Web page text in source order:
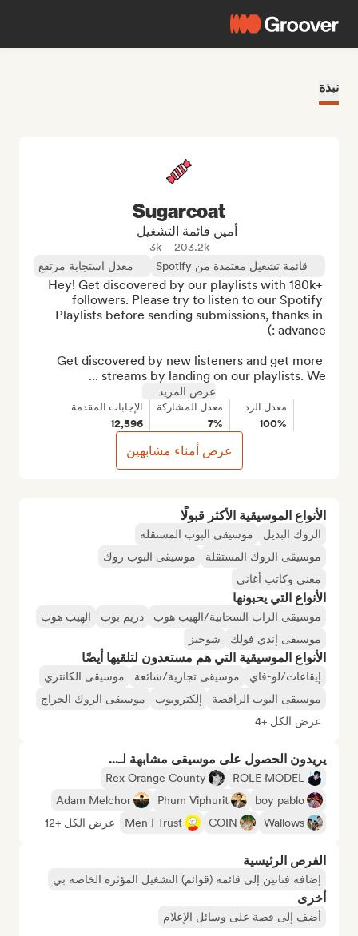
نبذة
الأنواع الموسيقية الأكثر قبولًا
الروك البديل
موسيقى البوب المستقلة
موسيقى الروك المستقلة
موسيقى البوب روك
مغني وكاتب أغاني
الأنواع التي يحبونها
موسيقى الراب السحابية/الهيب هوب دريم بوب
الهيب هوب
موسيقى إندي فولك
شوجيز
الأنواع الموسيقية التي هم مستعدون لتلقيها أيضًا
إيقاعات/لو-فاي موسيقى تجارية/شائعة
موسيقى الكانتري
موسيقى البوب الراقصة
إلكتروبوب
موسيقى الروك الجراج
عرض الكل +4
يريدون الحصول على موسيقى مشابهة لـ...
ROLE MODEL
Rex Orange County
boy pablo
Phum Viphurit
Adam Melchor
Wallows
COIN
Men I Trust عرض الكل +12
الفرص الرئيسية
إضافة فنانين إلى قائمة (قوائم) التشغيل المؤثرة الخاصة بي
أخرى
أضف إلى قصة على وسائل الإعلام
Sugarcoat
أمين قائمة التشغيل
203.2k
3k
قائمة تشغيل معتمدة من Spotify
معدل استجابة مرتفع
Hey! Get discovered by our playlists with 180k+
followers. Please try to listen to our Spotify
Playlists before sending submissions, thanks in
Get discovered by new listeners and get more
streams by landing on our playlists. We ...
عرض المزيد
معدل الرد
100%
معدل المشاركة
7%
الإجابات المقدمة
12,596
عرض أمناء مشابهين